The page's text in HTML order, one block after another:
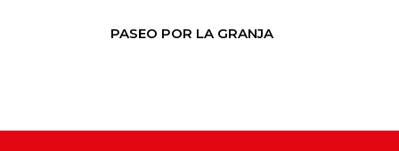
PASEO POR LA GRANJA